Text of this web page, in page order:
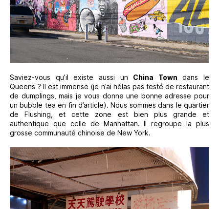
Saviez-vous qu’il existe aussi un China Town dans le
Queens ? Il est immense (je n’ai hélas pas testé de restaurant
de dumplings, mais je vous donne une bonne adresse pour
un bubble tea en fin d’article). Nous sommes dans le quartier
de Flushing, et cette zone est bien plus grande et
authentique que celle de Manhattan. Il regroupe la plus
grosse communauté chinoise de New York.